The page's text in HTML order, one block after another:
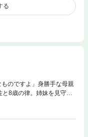
る
のですよ」身勝手な母親
8歳の律。姉妹を見守る
ゃべる鳥「ネネ」。ネネ
た中学生・研司......助け
語。第59回谷崎潤一郎賞
話題をさらった感動作！